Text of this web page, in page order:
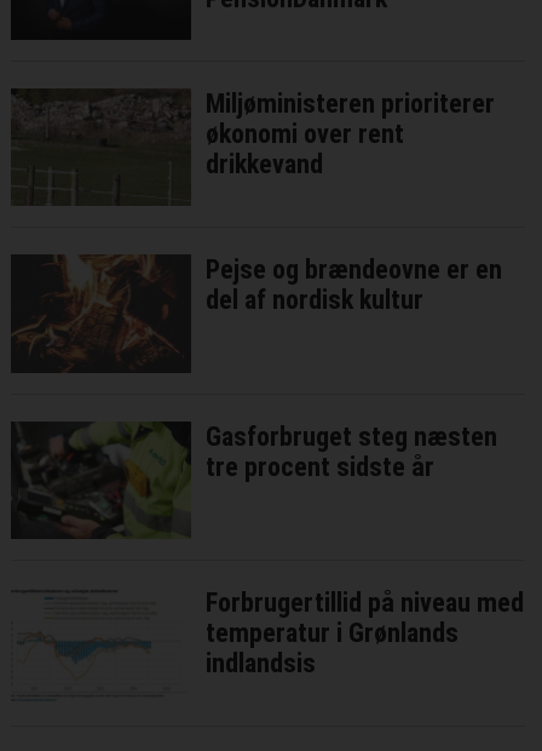
Miljøministeren prioriterer
økonomi over rent
drikkevand
Pejse og brændeovne er en
del af nordisk kultur
Gasforbruget steg næsten
tre procent sidste år
Forbrugertillid på niveau med
temperatur i Grønlands
indlandsis